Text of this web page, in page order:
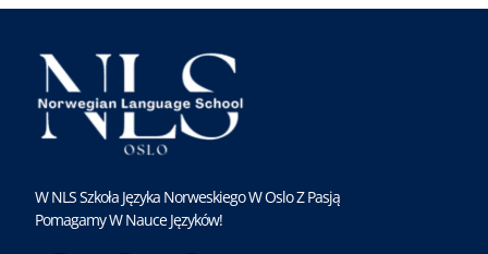
W NLS Szkoła Języka Norweskiego W Oslo Z Pasją
Pomagamy W Nauce Języków!